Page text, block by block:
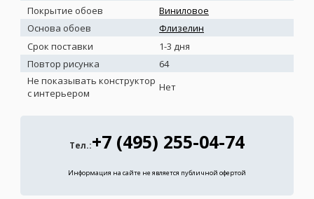
Покрытие обоев
Виниловое
Основа обоев
Флизелин
Срок поставки
1-3 дня
Повтор рисунка
64
Не показывать конструктор
с интерьером
Нет
Тел.:+7 (495) 255-04-74
Информация на сайте не является публичной офертой